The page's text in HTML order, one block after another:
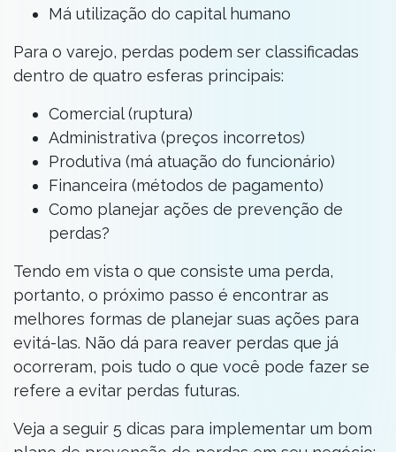
Má utilização do capital humano
Para o varejo, perdas podem ser classificadas
dentro de quatro esferas principais:
Comercial (ruptura)
Administrativa (preços incorretos)
Produtiva (má atuação do funcionário)
Financeira (métodos de pagamento)
Como planejar ações de prevenção de
perdas?
Tendo em vista o que consiste uma perda,
portanto, o próximo passo é encontrar as
melhores formas de planejar suas ações para
evitá-las. Não dá para reaver perdas que já
ocorreram, pois tudo o que você pode fazer se
refere a evitar perdas futuras.
Veja a seguir 5 dicas para implementar um bom